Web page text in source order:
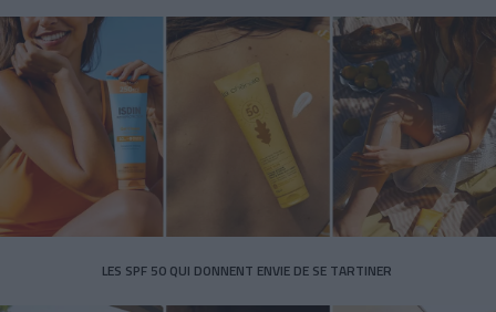
LES SPF 50 QUI DONNENT ENVIE DE SE TARTINER